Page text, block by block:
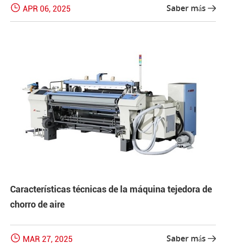
 APR 06, 2025 Saber más 
Características técnicas de la máquina tejedora de
chorro de aire
 MAR 27, 2025 Saber más 